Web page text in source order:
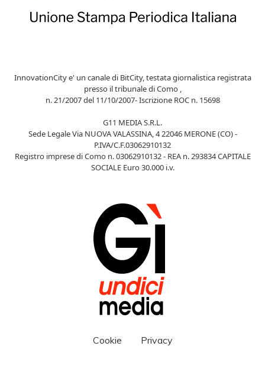
InnovationCity e' un canale di BitCity, testata giornalistica registrata
presso il tribunale di Como ,
n. 21/2007 del 11/10/2007- Iscrizione ROC n. 15698
G11 MEDIA S.R.L.
Sede Legale Via NUOVA VALASSINA, 4 22046 MERONE (CO) -
P.IVA/C.F.03062910132
Registro imprese di Como n. 03062910132 - REA n. 293834 CAPITALE
SOCIALE Euro 30.000 i.v.
Cookie Privacy